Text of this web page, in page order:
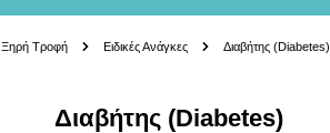
Ξηρή Τροφή Ειδικές Ανάγκες Διαβήτης (Diabetes)
Διαβήτης (Diabetes)